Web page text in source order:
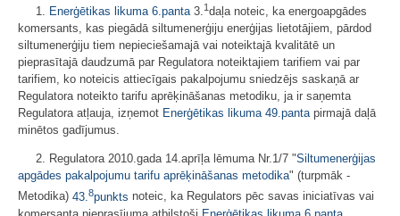
1. Enerģētikas likuma 6.panta3.1daļa noteic, ka energoapgādes
komersants, kas piegādā siltumenerģiju enerģijas lietotājiem, pārdod
siltumenerģiju tiem nepieciešamajā vai noteiktajā kvalitātē un
pieprasītajā daudzumā par Regulatora noteiktajiem tarifiem vai par
tarifiem, ko noteicis attiecīgais pakalpojumu sniedzējs saskaņā ar
Regulatora noteikto tarifu aprēķināšanas metodiku, ja ir saņemta
Regulatora atļauja, izņemot Enerģētikas likuma 49.pantapirmajā daļā
minētos gadījumus.
2. Regulatora 2010.gada 14.aprīļa lēmuma Nr.1/7 "Siltumenerģijas
apgādes pakalpojumu tarifu aprēķināšanas metodika" (turpmāk -
Metodika) 43. 8punkts noteic, ka Regulators pēc savas iniciatīvas vai